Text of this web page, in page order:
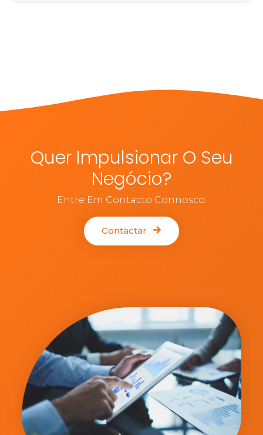
Quer Impulsionar O Seu
Negócio?
Entre Em Contacto Connosco.
Contactar